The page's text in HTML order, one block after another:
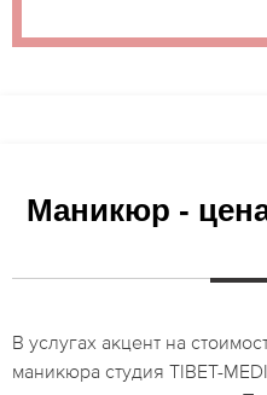
Маникюр -
В услугах акцент на
маникюра студия TIBET-